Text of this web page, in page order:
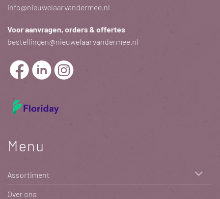
info@nieuwelaarvandermee.nl
Voor aanvragen, orders & offertes
bestellingen@nieuwelaarvandermee.nl
Menu
Assortiment
Over ons